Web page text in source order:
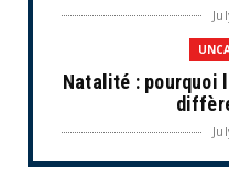
Natalité : pourquoi